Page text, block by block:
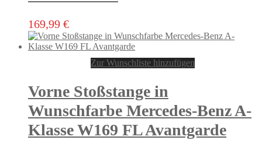
169,99 €
Zur Wunschliste hinzufügen
Vorne Stoßstange in
Wunschfarbe Mercedes-Benz A-
Klasse W169 FL Avantgarde